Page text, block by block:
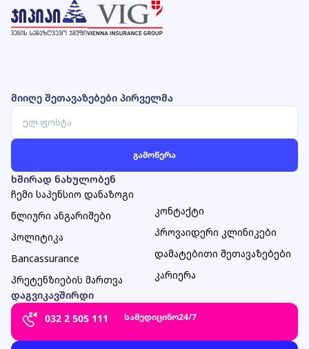
მიიღე შეთავაზებები პირველმა
ხშირად ნახულობენ
ჩემი საპენსიო დანაზოგი
წლიური ანგარიშები
პოლიტიკა
Bancassurance
პრეტენზიების მართვა
კონტაქტი
პროვაიდერი კლინიკები
დამატებითი შეთავაზებები
კარიერა
დაგვიკავშირდი
032 2 505 111
სამედიცინო24/7